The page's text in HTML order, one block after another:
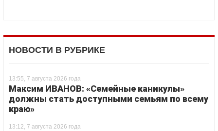
НОВОСТИ В РУБРИКЕ
13:55, 7 августа 2026 года
Максим ИВАНОВ: «Семейные каникулы»
должны стать доступными семьям по всему
краю»
13:12, 7 августа 2026 года